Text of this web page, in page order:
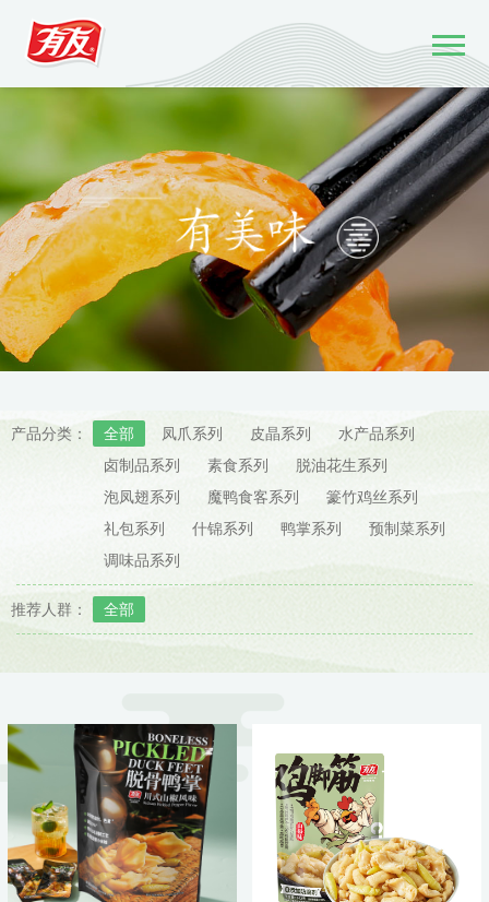
产品分类： 全部 凤爪系列 皮晶系列
水产品系列
卤制品系列
素食系列
脱油花生系列
泡凤翅系列
魔鸭食客系列
籇竹鸡丝系列
礼包系列
什锦系列 鸭掌系列
预制菜系列
调味品系列
推荐人群： 全部